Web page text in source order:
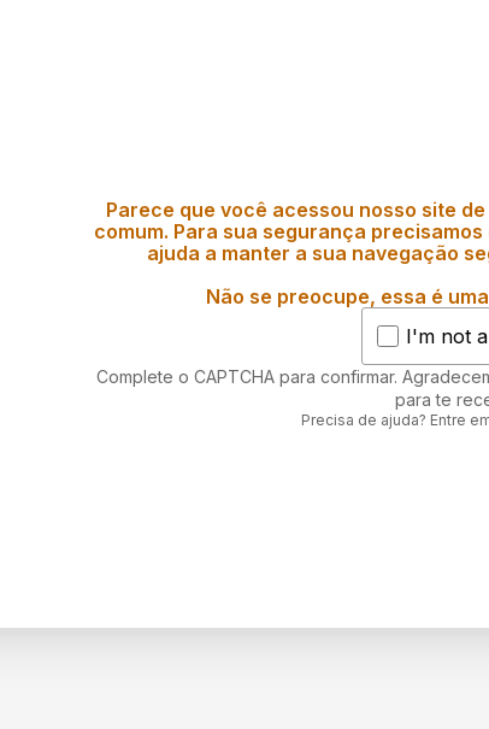
Parece que você acessou nosso site
comum. Para sua segurança
ajuda a manter a sua navegação
Não se preocupe, essa é
I'm not
Complete o CAPTCHA para confirmar.
para te
Precisa de ajuda? Entre